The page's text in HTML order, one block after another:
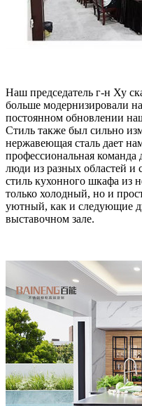
Наш председатель г-н Ху
больше модернизировали
постоянном обновлении
Стиль также был сильно
нержавеющая сталь дает
профессиональная команда
люди из разных областей
стиль кухонного шкафа из
только холодный, но и
уютный, как и следующие
выставочном зале.